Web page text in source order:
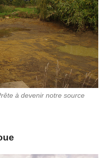
à devenir notre source